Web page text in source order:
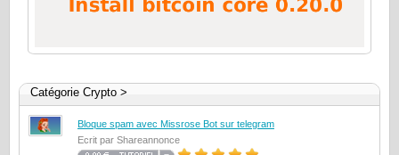
Catégorie Crypto >
Bloque spam avec Missrose Bot sur telegram
Ecrit par Shareannonce